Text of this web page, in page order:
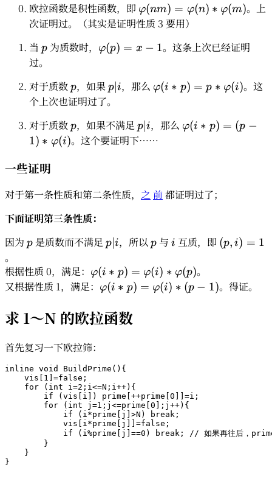
欧拉函数是积性函数，即
\varphi(m)
φ(nm) = φ(n) ∗ φ(m)。上
次证明过。（其实是证明性质 3 要用）
当 p
p 为质数时， \varphi(p)=x-
φ(p) = x − 1。这条上次已经证明
过。
对于质数p
p，如果p|i
p∣i，那么 \varphi(i\ast
φ(i ∗ p) = p ∗ φ(i)。这
个上次也证明过了。
对于质数p
p，如果不满足p|i
p∣i，那么 \varphi(i\ast
φ(i ∗ p) = (p −
1) ∗ φ(i)。这个要证明下……
一些证明
对于第一条性质和第二条性质， 之前都证明过了；
下面证明第三条性质：
因为 p
p 是质数而不满足p|i
p i，所以p
p 与 i
i 互质，即 (p,i)=1
(p, i) = 1
。
根据性质 0，满足： \varphi(i \ast
p)=\varphi(i)\ast
φ(i ∗ p) = φ(i) ∗ φ(p)。
又根据性质 1，满足： \varphi(i \ast
(p-1)
φ(i ∗ p) = φ(i) ∗ (p − 1)。得证。
求 1～N 的欧拉函数
首先复习一下欧拉筛：
inline void BuildPrime () {
    vis[
1 ]=false ;
for ( int i=2 ;i<=N;i++){
if (vis[i]) prime[++prime[ 0 ]]=i;
for ( int j=1 ;j<=prime[ 0 ];j++){
if (i*prime[j]>N) break ;
            vis[i*prime[j]]=
false ;
if (i%prime[j]==0 ) break ;
// 如果再往后，
        }
    }
}